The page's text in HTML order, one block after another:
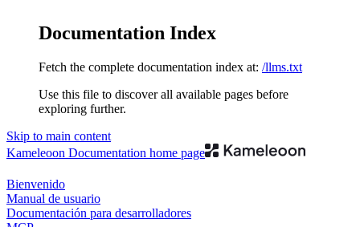
Documentation Index
Fetch the complete documentation index at: /llms.txt
Use this file to discover all available pages before
exploring further.
Skip to main content
Kameleoon Documentation home page
Bienvenido
Manual de usuario
Documentación para desarrolladores